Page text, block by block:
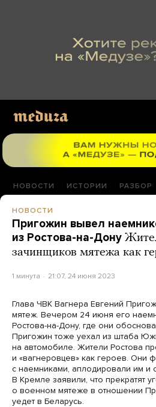
НОВОСТИ ИСТОРИИ РАЗБОР
НОВОСТИ
Пригожин вывел
из Ростова-на-Дону
зачинщиков мятежа как
1 минута 21:07, 24 июня 2023
Глава ЧВК Вагнера Евгений
мятеж. Вечером 24 июня его
Ростова-на-Дону, где они
Пригожин тоже уехал из штаба
на автомобиле. Жители Ростова
и «вагнеровцев» как героев. Они
с наемниками, аплодировали им и
В Кремле заявили, что прекратят
о военном мятеже в отношении
уедет в Беларусь.